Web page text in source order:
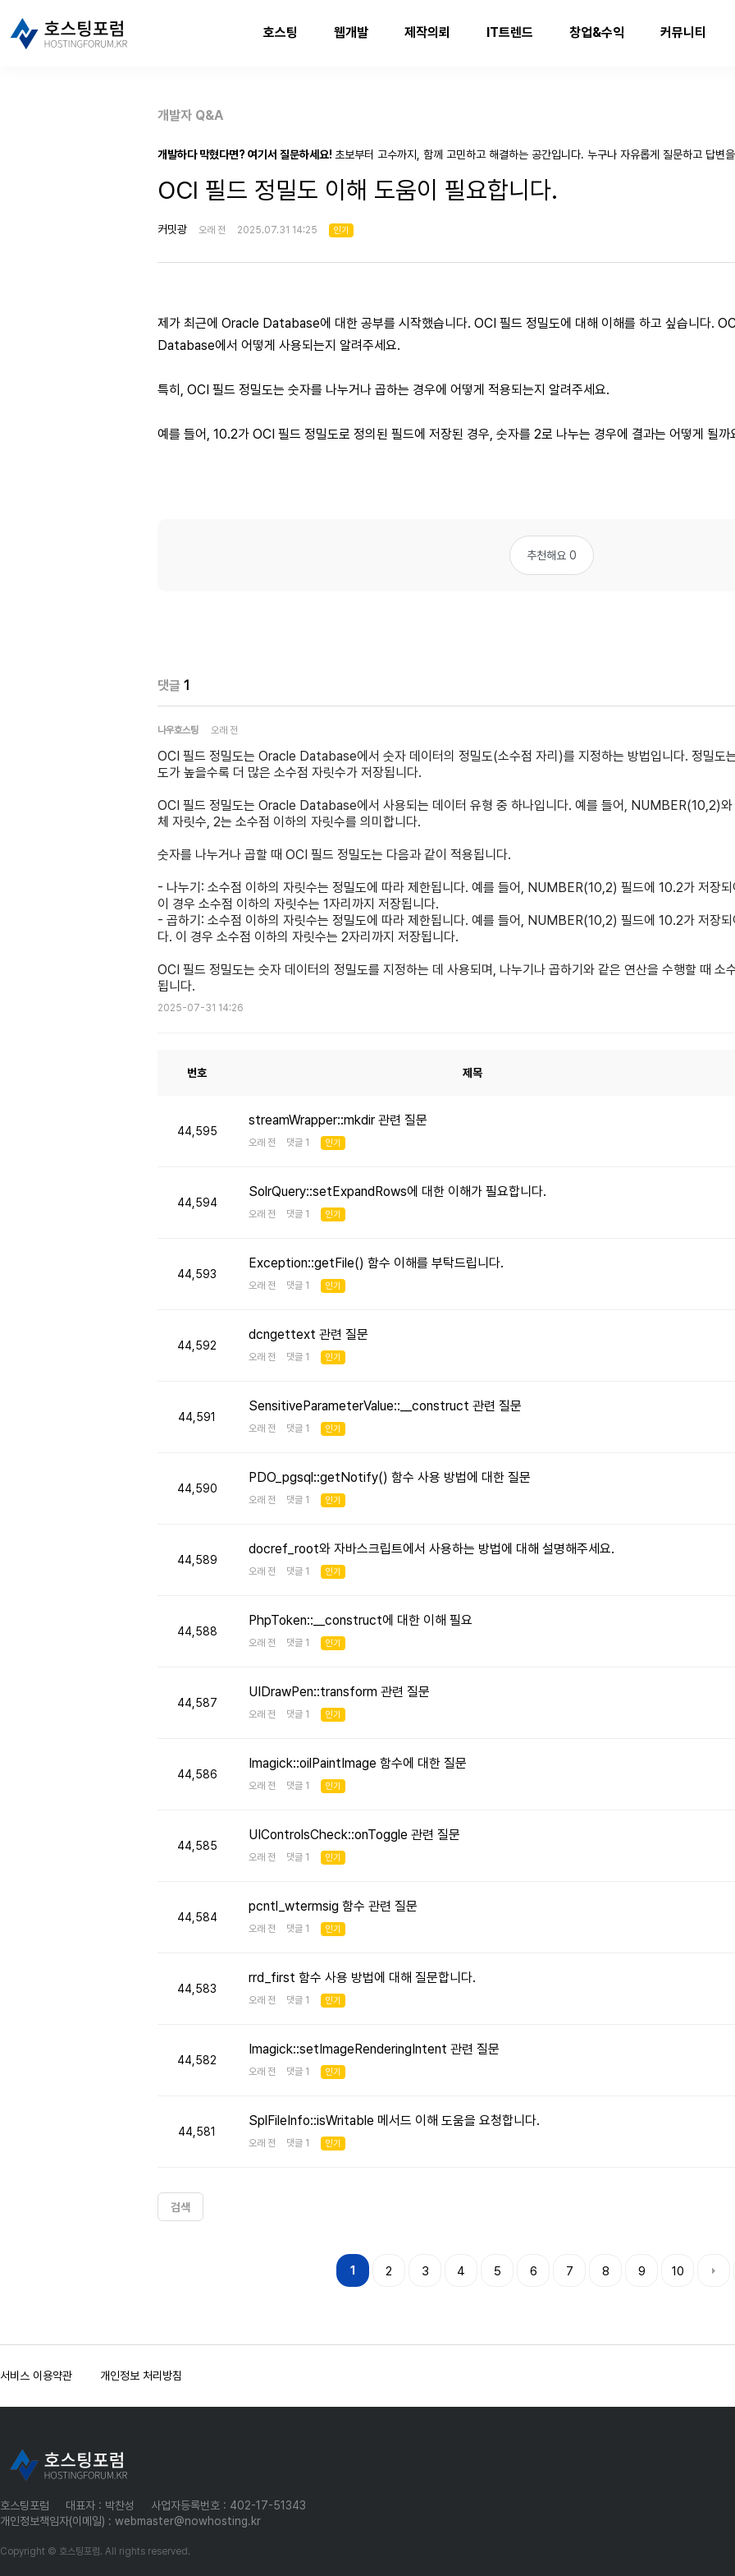
호스팅 웹개발 제작의뢰 IT트렌드 창업&수익 커뮤니티
개발자 Q&A
개발하다 막혔다면? 여기서 질문하세요! 초보부터 고수까지, 함께 고민하고 해결하는 공간입니다. 누구나 자유롭게 질문하고 답변
OCI 필드 정밀도 이해 도움이 필요합니다.
커밋광 오래 전 2025.07.31 14:25 인기
제가 최근에 Oracle Database에 대한 공부를 시작했습니다. OCI 필드 정밀도에 대해 이해를 하고 싶습니다.
Database에서 어떻게 사용되는지 알려주세요.
특히, OCI 필드 정밀도는 숫자를 나누거나 곱하는 경우에 어떻게 적용되는지 알려주세요.
예를 들어, 10.2가 OCI 필드 정밀도로 정의된 필드에 저장된 경우, 숫자를 2로 나누는 경우에 결과는 어떻게 될까
추천해요 0
댓글 1
나우호스팅 오래 전
OCI 필드 정밀도는 Oracle Database에서 숫자 데이터의 정밀도(소수점 자리)를 지정하는 방법입니다. 정밀도
도가 높을수록 더 많은 소수점 자릿수가 저장됩니다.
OCI 필드 정밀도는 Oracle Database에서 사용되는 데이터 유형 중 하나입니다. 예를 들어, NUMBER(10,2)와
체 자릿수, 2는 소수점 이하의 자릿수를 의미합니다.
숫자를 나누거나 곱할 때 OCI 필드 정밀도는 다음과 같이 적용됩니다.
- 나누기: 소수점 이하의 자릿수는 정밀도에 따라 제한됩니다. 예를 들어, NUMBER(10,2) 필드에 10.2가 저장
이 경우 소수점 이하의 자릿수는 1자리까지 저장됩니다.
- 곱하기: 소수점 이하의 자릿수는 정밀도에 따라 제한됩니다. 예를 들어, NUMBER(10,2) 필드에 10.2가 저장
다. 이 경우 소수점 이하의 자릿수는 2자리까지 저장됩니다.
OCI 필드 정밀도는 숫자 데이터의 정밀도를 지정하는 데 사용되며, 나누기나 곱하기와 같은 연산을 수행할 때 소
됩니다.
2025-07-31 14:26
번호 제목
44,595
streamWrapper::mkdir 관련 질문
오래 전 댓글 1 인기
44,594
SolrQuery::setExpandRows에 대한 이해가 필요합니다.
오래 전 댓글 1 인기
44,593
Exception::getFile() 함수 이해를 부탁드립니다.
오래 전 댓글 1 인기
44,592
dcngettext 관련 질문
오래 전 댓글 1 인기
44,591
SensitiveParameterValue::__construct 관련 질문
오래 전 댓글 1 인기
44,590
PDO_pgsql::getNotify() 함수 사용 방법에 대한 질문
오래 전 댓글 1 인기
44,589
docref_root와 자바스크립트에서 사용하는 방법에 대해 설명해주세요.
오래 전 댓글 1 인기
44,588
PhpToken::__construct에 대한 이해 필요
오래 전 댓글 1 인기
44,587
UIDrawPen::transform 관련 질문
오래 전 댓글 1 인기
44,586
Imagick::oilPaintImage 함수에 대한 질문
오래 전 댓글 1 인기
44,585
UIControlsCheck::onToggle 관련 질문
오래 전 댓글 1 인기
44,584
pcntl_wtermsig 함수 관련 질문
오래 전 댓글 1 인기
44,583
rrd_first 함수 사용 방법에 대해 질문합니다.
오래 전 댓글 1 인기
44,582
Imagick::setImageRenderingIntent 관련 질문
오래 전 댓글 1 인기
44,581
SplFileInfo::isWritable 메서드 이해 도움을 요청합니다.
오래 전 댓글 1 인기
검색
1 2 3 4 5 6 7 8 9 10
맨끝
서비스 이용약관 개인정보 처리방침
호스팅포럼 대표자 : 박찬성
사업자등록번호 : 402-17-51343
개인정보책임자(이메일) : webmaster@nowhosting.kr
Copyright © 호스팅포럼. All rights reserved.